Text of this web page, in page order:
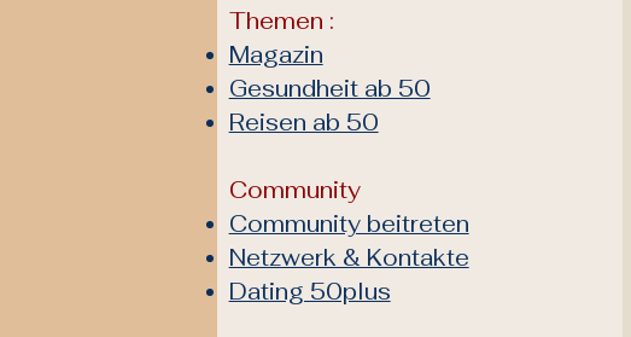
Themen :
Magazin
Gesundheit ab 50
Reisen ab 50
Community
Community beitreten
Netzwerk & Kontakte
Dating 50plus